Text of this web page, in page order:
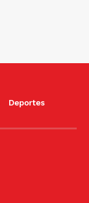
Deportes